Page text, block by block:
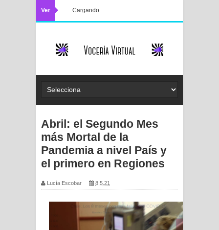
Ver Cargando...
Abril: el Segundo Mes
más Mortal de la
Pandemia a nivel País y
el primero en Regiones
Lucía Escobar 8.5.21